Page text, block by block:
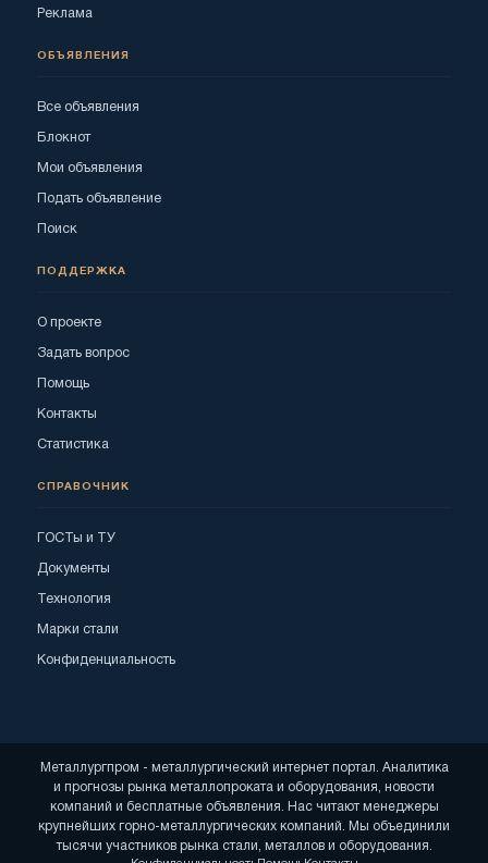
Реклама
ОБЪЯВЛЕНИЯ
Все объявления
Блокнот
Мои объявления
Подать объявление
Поиск
ПОДДЕРЖКА
О проекте
Задать вопрос
Помощь
Контакты
Статистика
СПРАВОЧНИК
ГОСТы и ТУ
Документы
Технология
Марки стали
Конфиденциальность
Металлургпром - металлургический интернет портал. Аналитика
и прогнозы рынка металлопроката и оборудования, новости
компаний и бесплатные объявления. Нас читают менеджеры
крупнейших горно-металлургических компаний. Мы объединили
тысячи участников рынка стали, металлов и оборудования.